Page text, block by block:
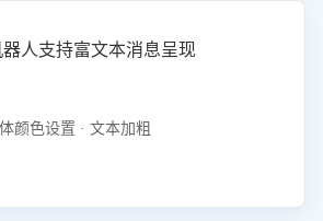
器人支持富文本消息呈现
颜色设置 · 文本加粗